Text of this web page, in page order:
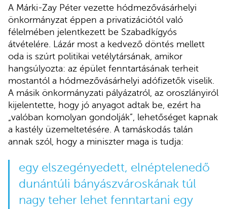
A Márki-Zay Péter vezette hódmezővásárhelyi
önkormányzat éppen a privatizációtól való
félelmében jelentkezett be Szabadkígyós
átvételére. Lázár most a kedvező döntés mellett
oda is szúrt politikai vetélytársának, amikor
hangsúlyozta: az épület fenntartásának terheit
mostantól a hódmezővásárhelyi adófizetők viselik.
A másik önkormányzati pályázatról, az oroszlányiról
kijelentette, hogy jó anyagot adtak be, ezért ha
„valóban komolyan gondolják”, lehetőséget kapnak
a kastély üzemeltetésére. A tamáskodás talán
annak szól, hogy a miniszter maga is tudja:
egy elszegényedett, elnéptelenedő
dunántúli bányászvároskának túl
nagy teher lehet fenntartani egy